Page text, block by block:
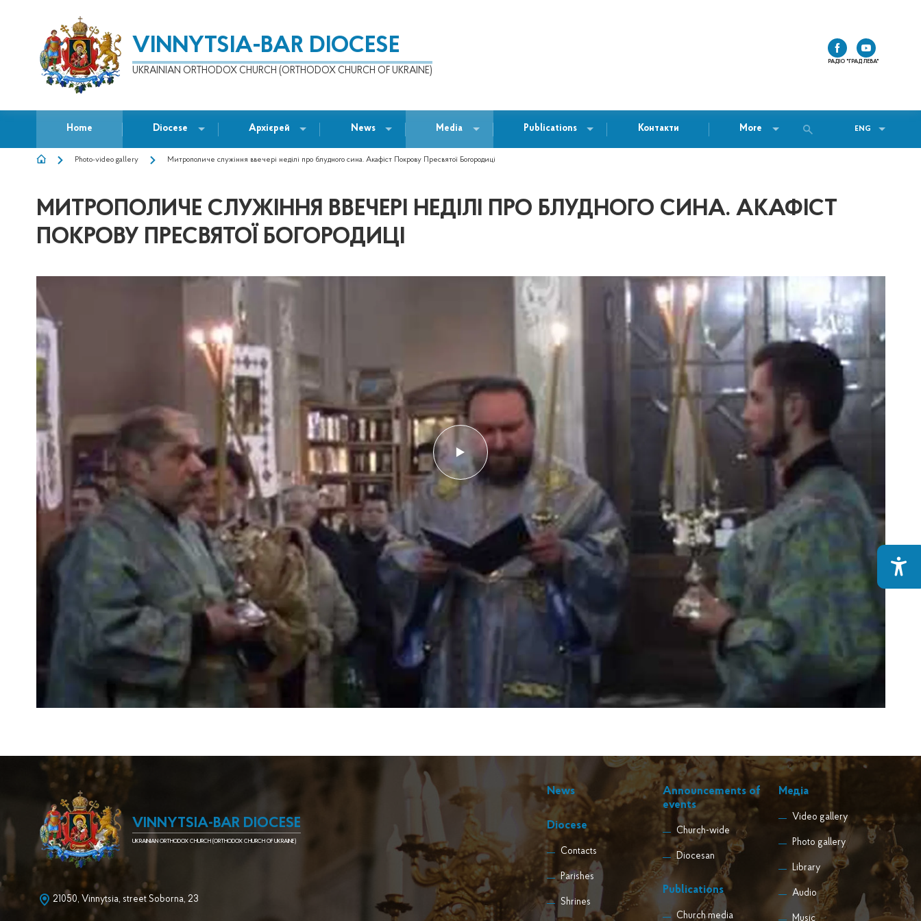
VINNYTSIA-BAR DIOCESE
UKRAINIAN ORTHODOX CHURCH (ORTHODOX CHURCH OF UKRAINE)
РАДІО "ГРАД ЛЕВА"
Home Diocese Архієрей News Media Publications Контакти More ENG
BREADCRUMB
Photo-video gallery Митрополиче служіння ввечері неділі про блудного сина. Акафіст Покрову Пресвятої Богородиці
МИТРОПОЛИЧЕ СЛУЖІННЯ ВВЕЧЕРІ НЕДІЛІ ПРО БЛУДНОГО СИНА. АКАФІСТ
ПОКРОВУ ПРЕСВЯТОЇ БОГОРОДИЦІ
VINNYTSIA-BAR DIOCESE
UKRAINIAN ORTHODOX CHURCH (ORTHODOX CHURCH OF UKRAINE)
21050, Vinnytsia, street Soborna, 23
News
Diocese
Contacts
Parishes
Shrines
Announcements of
events
Church-wide
Diocesan
Publications
Church media
Медіа
Video gallery
Photo gallery
Library
Audio
Music